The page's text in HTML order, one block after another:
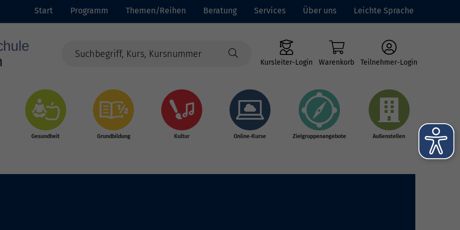
Start Programm Themen/Reihen Beratung Services Über uns Leichte Sprache
Kursleiter-Login Warenkorb Teilnehmer-Login
Gesundheit Grundbildung Kultur Online-Kurse Zielgruppenangebote Außenstellen